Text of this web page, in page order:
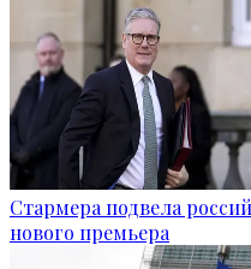
Стармера подвела
нового премьера